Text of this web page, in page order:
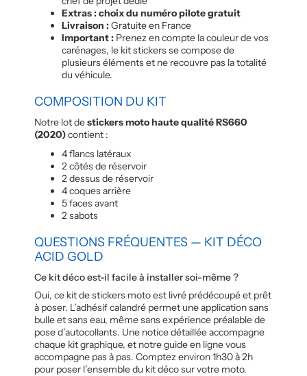
Extras : choix du numéro pilote gratuit
Livraison :Gratuite en France
Important : Prenez en compte la couleur de vos
carénages, le kit stickers se compose de
plusieurs éléments et ne recouvre pas la totalité
du véhicule.
COMPOSITION DU KIT
Notre lot destickers moto haute qualité RS660
(2020)contient :
4 flancs latéraux
2 côtés de réservoir
2 dessus de réservoir
4 coques arrière
5 faces avant
2 sabots
QUESTIONS FRÉQUENTES — KIT DÉCO
ACID GOLD
Ce kit déco est-il facile à installer soi-même ?
Oui, ce kit de stickers moto est livré prédécoupé et prêt
à poser. L’adhésif calandré permet une application sans
bulle et sans eau, même sans expérience préalable de
pose d’autocollants. Une notice détaillée accompagne
chaque kit graphique, et notre guide en ligne vous
accompagne pas à pas. Comptez environ 1h30 à 2h
pour poser l’ensemble du kit déco sur votre moto.